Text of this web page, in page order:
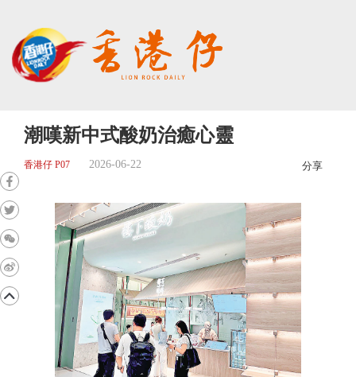
潮嘆新中式酸奶治癒心靈
香港仔 P07 2026-06-22 分享